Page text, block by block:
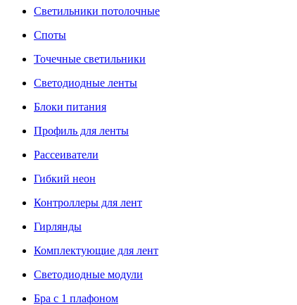
Светильники потолочные
Споты
Точечные светильники
Светодиодные ленты
Блоки питания
Профиль для ленты
Рассеиватели
Гибкий неон
Контроллеры для лент
Гирлянды
Комплектующие для лент
Светодиодные модули
Бра с 1 плафоном